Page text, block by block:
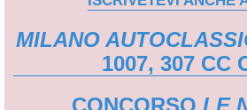
MILANO
1007, 307 CC
CONCORSO LE